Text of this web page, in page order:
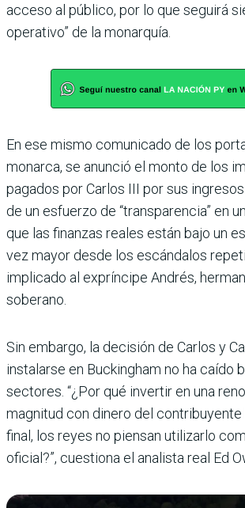
acceso al público, por lo que seguirá
operativo” de la monarquía.
En ese mismo comunicado de los
monarca, se anunció el monto de los
pagados por Carlos III por sus
de un esfuerzo de “transparencia” en
que las finanzas reales están bajo un
vez mayor desde los escándalos
implicado al expríncipe Andrés,
soberano.
Sin embargo, la decisión de Carlos y
instalarse en Buckingham no ha caído
sectores. “¿Por qué invertir en una
magnitud con dinero del contribuyente
final, los reyes no piensan utilizarlo
oficial?”, cuestiona el analista real Ed